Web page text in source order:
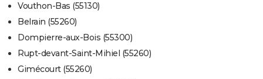
Vouthon-Bas (55130)
Belrain (55260)
Dompierre-aux-Bois (55300)
Rupt-devant-Saint-Mihiel (55260)
Gimécourt (55260)